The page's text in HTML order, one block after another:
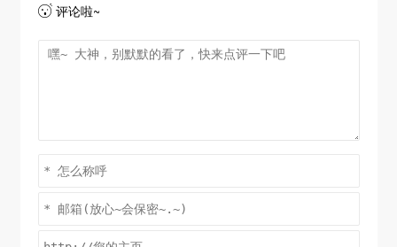
评论啦~